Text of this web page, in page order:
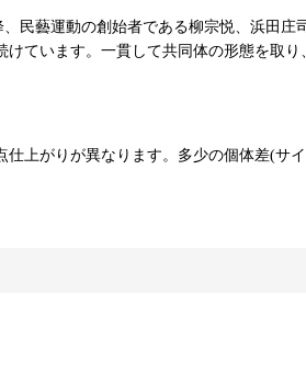
民藝運動の創始者である柳宗悦、浜田
ています。一貫して共同体の形態を取
上がりが異なります。多少の個体差(サ